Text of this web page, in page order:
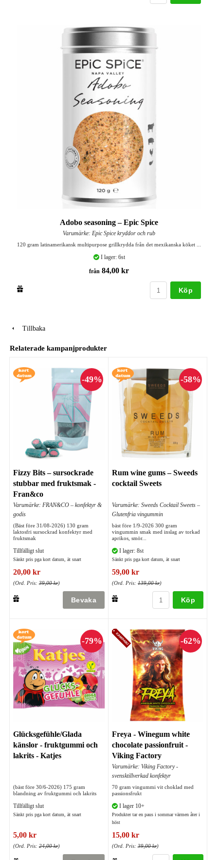
Adobo seasoning – Epic Spice
Varumärke: Epic Spice kryddor och rub
120 gram latinamerikansk multipurpose grillkrydda från det mexikanska köket ...
I lager: 6st
från 84,00 kr
Köp
Tillbaka
Relaterade kampanjprodukter
Fizzy Bits – sursockrade
stubbar med fruktsmak -
Fran&co
Varumärke: FRAN&CO – konfektyr &
godis
(Bäst före 31/08-2026) 130 gram
laktosfri sursockrad konfektyr med
fruktsmak
Tillfälligt slut
Sänkt pris pga kort datum, ät snart
20,00 kr
(Ord. Pris: 39,00 kr)
Rum wine gums – Sweeds
cocktail Sweets
Varumärke: Sweeds Cocktail Sweets –
Glutenfria vingummin
bäst före 1/9-2026 300 gram
vingummin smak med inslag av torkad
aprikos, smör...
I lager: 8st
Sänkt pris pga kort datum, ät snart
59,00 kr
(Ord. Pris: 139,00 kr)
Köp
Glücksgefühle/Glada
känslor - fruktgummi och
lakrits - Katjes
(bäst före 30/6-2026) 175 gram
blandning av fruktgummi och lakrits
Tillfälligt slut
Sänkt pris pga kort datum, ät snart
5,00 kr
(Ord. Pris: 24,00 kr)
Freya - Winegum white
chocolate passionfruit -
Viking Factory
Varumärke: Viking Factory -
svensktillverkad konfektyr
70 gram vingummi vit choklad med
passionsfrukt
I lager 10+
Produkter tar en paus i sommar värmen åter i
höst
15,00 kr
(Ord. Pris: 39,00 kr)